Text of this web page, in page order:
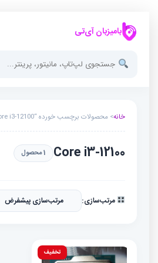
بامیزبان آی‌تی
خانه> محصولات برچسب خورده “Core i3-12100”
Core i3-12100 1 محصول
مرتب‌سازی:
تخفیف